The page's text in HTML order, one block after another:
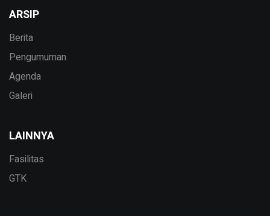
ARSIP
Berita
Pengumuman
Agenda
Galeri
LAINNYA
Fasilitas
GTK